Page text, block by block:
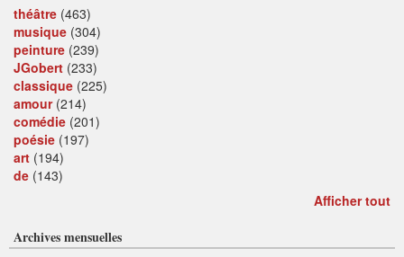
théâtre (463)
musique (304)
peinture (239)
JGobert (233)
classique (225)
amour(214)
comédie (201)
poésie (197)
art (194)
de (143)
Afficher tout
Archives mensuelles